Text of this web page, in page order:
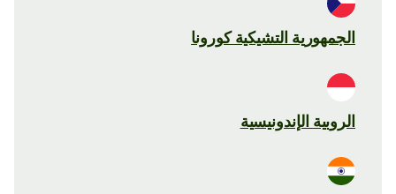
الجمهورية التشيكية كورونا
الروبية الإندونيسية